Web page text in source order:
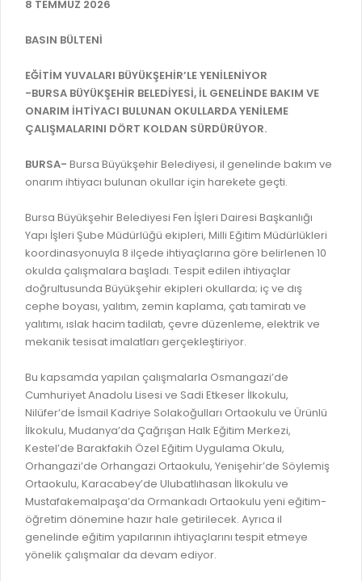
BİLGİ EDİNME
MECLİS
MECLİS ÜYELERİ
KOMİSYON ÜYELERİ
MECLİS KARARLARI
MECLİS GÜNDEMİ VE KARAR ÖZETLERİ
YAYIN / PLAN / RAPOR
STRATEJİK PLANLAR
PERFORMANS PROGRAMI
BÜTÇE
FAALİYET RAPORLARI
KESİN HESAPLAR
İMAR PLANI DEĞİŞİKLİKLERİ
UKOME TOPLANTILARI
FOTOĞRAF GALERİSİ
BURSA GÜNLÜĞÜ DERGİSİ
AYKOME KARARLARI
BURSA YAYINLARI
YÖNETİM SİSTEMLERİ
YANGIN SİGORTA E-BEYANNAME
ORKESTRA KAYIT
SEYAHAT KARTI SORGULAMA
ÜCRETSİZ WİFİ NOKTALARI
İTFAİYE RAPORU
ONLİNE KATI ATIK BAŞVURUSU
İTFAİYE OLAY KAYDI BAŞVURUSU
BADEM KAYIT
İHALE İLANLARI
EVRAK TAKİBİ
MEZARLIK BİLGİ SİSTEMİ
GENEL EVRAK KAYIT
LOKMA DAĞITIM İZNİ BAŞVURUSU
BAĞLANTILAR
WEB - MOBIL UYGULAMALARIMIZ
KURUM İÇİ UYGULAMALAR
8 TEMMUZ 2026
BASIN BÜLTENİ
EĞİTİM YUVALARI BÜYÜKŞEHİR’LE YENİLENİYOR
-BURSA BÜYÜKŞEHİR BELEDİYESİ, İL GENELİNDE BAKIM VE
ONARIM İHTİYACI BULUNAN OKULLARDA YENİLEME
ÇALIŞMALARINI DÖRT KOLDAN SÜRDÜRÜYOR.
BURSA- Bursa Büyükşehir Belediyesi, il genelinde bakım ve
onarım ihtiyacı bulunan okullar için harekete geçti.
Bursa Büyükşehir Belediyesi Fen İşleri Dairesi Başkanlığı
Yapı İşleri Şube Müdürlüğü ekipleri, Milli Eğitim Müdürlükleri
koordinasyonuyla 8 ilçede ihtiyaçlarına göre belirlenen 10
okulda çalışmalara başladı. Tespit edilen ihtiyaçlar
doğrultusunda Büyükşehir ekipleri okullarda; iç ve dış
cephe boyası, yalıtım, zemin kaplama, çatı tamiratı ve
yalıtımı, ıslak hacim tadilatı, çevre düzenleme, elektrik ve
mekanik tesisat imalatları gerçekleştiriyor.
Bu kapsamda yapılan çalışmalarla Osmangazi’de
Cumhuriyet Anadolu Lisesi ve Sadi Etkeser İlkokulu,
Nilüfer’de İsmail Kadriye Solakoğulları Ortaokulu ve Ürünlü
İlkokulu, Mudanya’da Çağrışan Halk Eğitim Merkezi,
Kestel’de Barakfakih Özel Eğitim Uygulama Okulu,
Orhangazi’de Orhangazi Ortaokulu, Yenişehir’de Söylemiş
Ortaokulu, Karacabey’de Ulubatlıhasan İlkokulu ve
Mustafakemalpaşa’da Ormankadı Ortaokulu yeni eğitim-
öğretim dönemine hazır hale getirilecek. Ayrıca il
genelinde eğitim yapılarının ihtiyaçlarını tespit etmeye
yönelik çalışmalar da devam ediyor.